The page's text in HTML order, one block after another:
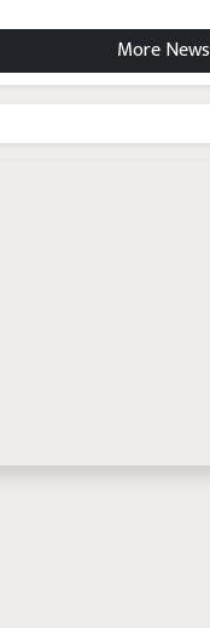
More News